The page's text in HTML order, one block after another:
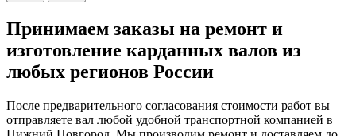
Принимаем заказы на ремонт и
изготовление карданных валов из
любых регионов России
После предварительного согласования стоимости работ вы
отправляете вал любой удобной транспортной компанией в